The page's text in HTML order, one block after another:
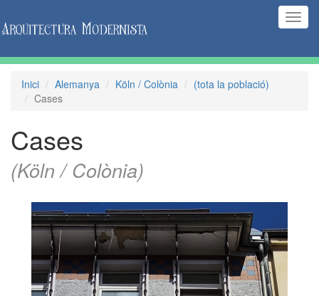
Inici Alemanya Köln / Colònia
(tota la població)
Cases
Cases
(Köln / Colònia)